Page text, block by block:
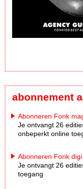
abonnement
Abonneren Fonk
Je ontvangt 26
onbeperkt online
Abonneren Fonk
Je ontvangt 26
toegang